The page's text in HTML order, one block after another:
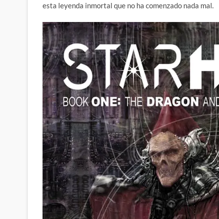
esta leyenda inmortal que no ha comenzado nada mal.